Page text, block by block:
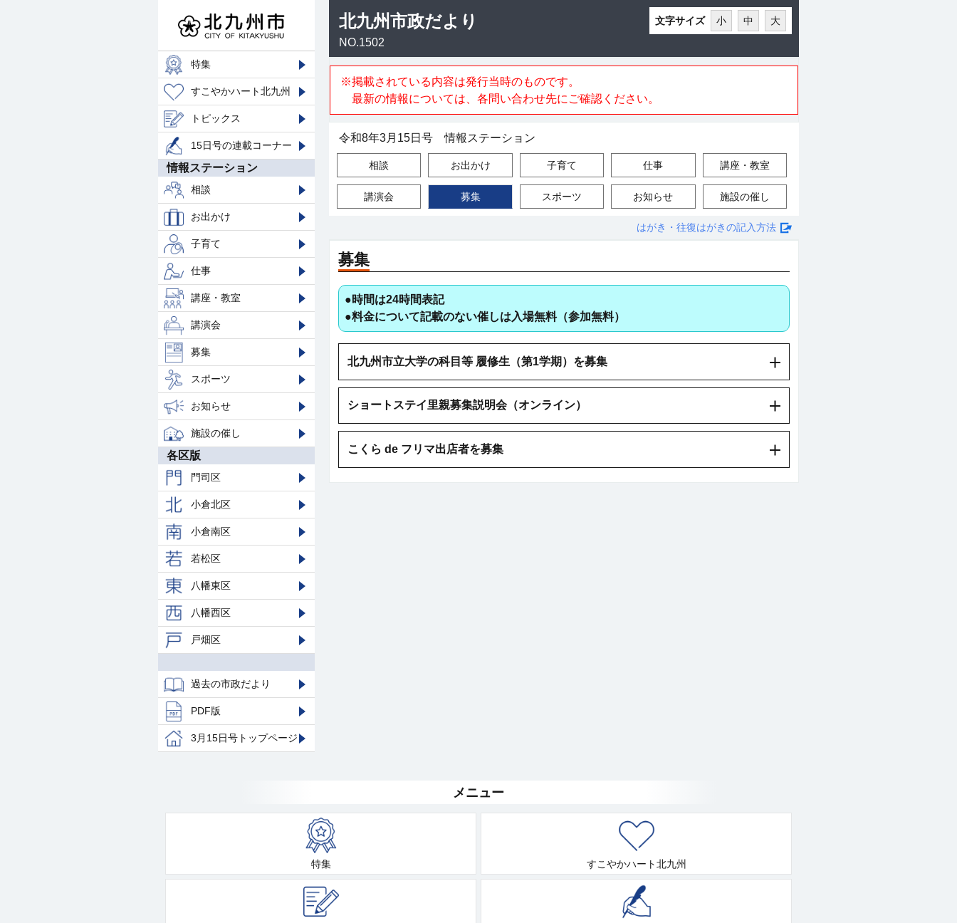
特集
すこやかハート北九州
トピックス
15日号の連載コーナー
情報ステーション
相談
お出かけ
子育て
仕事
講座・教室
講演会
募集
スポーツ
お知らせ
施設の催し
各区版
門司区
小倉北区
小倉南区
若松区
八幡東区
八幡西区
戸畑区
過去の市政だより
PDF版
3月15日号トップページ
北九州市政だより
NO.1502
文字サイズ 小 中 大
※掲載されている内容は発行当時のものです。
最新の情報については、各問い合わせ先にご確認ください。
令和8年3月15日号 情報ステーション
相談 お出かけ 子育て 仕事 講座・教室
講演会 募集 スポーツ お知らせ 施設の催し
はがき・往復はがきの記入方法
募集
●時間は24時間表記
●料金について記載のない催しは入場無料（参加無料）
北九州市立大学の科目等 履修生（第1学期）を募集
ショートステイ里親募集説明会（オンライン）
こくら de フリマ出店者を募集
メニュー
特集 すこやかハート北九州